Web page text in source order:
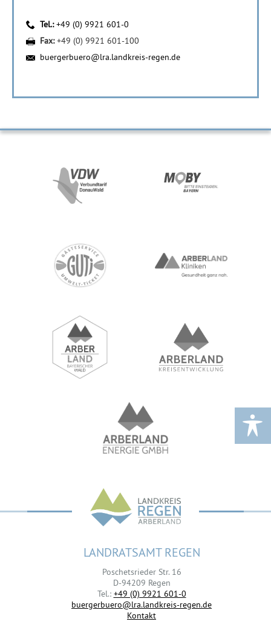
Tel.:+49 (0) 9921 601-0
Fax:+49 (0) 9921 601-100
buergerbuero@lra.landkreis-regen.de
LANDRATSAMT REGEN
Poschetsrieder Str. 16
D-94209 Regen
Tel.: +49 (0) 9921 601-0
buergerbuero@lra.landkreis-regen.de
Kontakt